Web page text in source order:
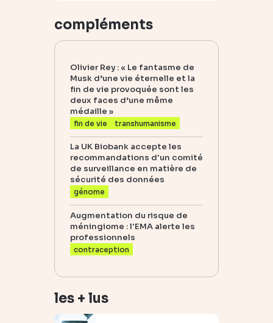
compléments
Olivier Rey : « Le fantasme de
Musk d’une vie éternelle et la
fin de vie provoquée sont les
deux faces d’une même
médaille »
fin de vie transhumanisme
La UK Biobank accepte les
recommandations d'un comité
de surveillance en matière de
sécurité des données
génome
Augmentation du risque de
méningiome : l'EMA alerte les
professionnels
contraception
les + lus